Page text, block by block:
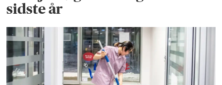
sidste år